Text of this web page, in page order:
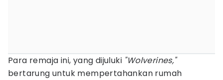
Para remaja ini, yang dijuluki "Wolverines,"
bertarung untuk mempertahankan rumah